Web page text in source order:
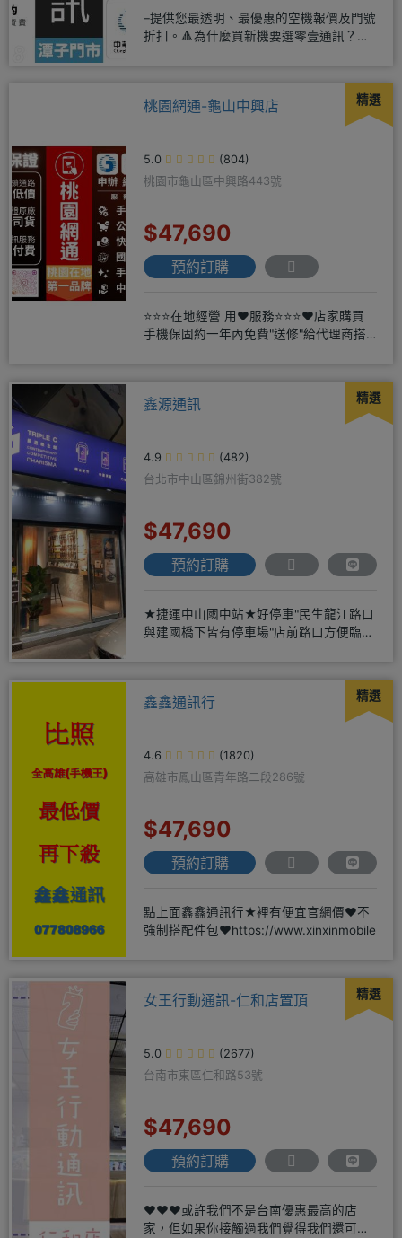
–提供您最透明、最優惠的空機報價及門號
折扣。🔺為什麼買新機要選零壹通訊？
精選
桃園網通-龜山中興店
5.0
(804)
桃園市龜山區中興路443號
$47,690
預約訂購
⭐⭐⭐在地經營 用❤️服務⭐⭐⭐❤️店家購買
手機保固約一年內免費"送修"給代理商搭
精選
鑫源通訊
4.9
(482)
台北市中山區錦州街382號
$47,690
預約訂購
★捷運中山國中站★好停車"民生龍江路口
與建國橋下皆有停車場"店前路口方便臨停
精選
鑫鑫通訊行
4.6
(1820)
高雄市鳳山區青年路二段286號
$47,690
預約訂購
點上面鑫鑫通訊行★裡有便宜官網價❤️不
強制搭配件包❤️https://www.xinxinmobile
精選
女王行動通訊-仁和店置頂
5.0
(2677)
台南市東區仁和路53號
$47,690
預約訂購
❤️❤️❤️或許我們不是台南優惠最高的店
家，但如果你接觸過我們覺得我們還可